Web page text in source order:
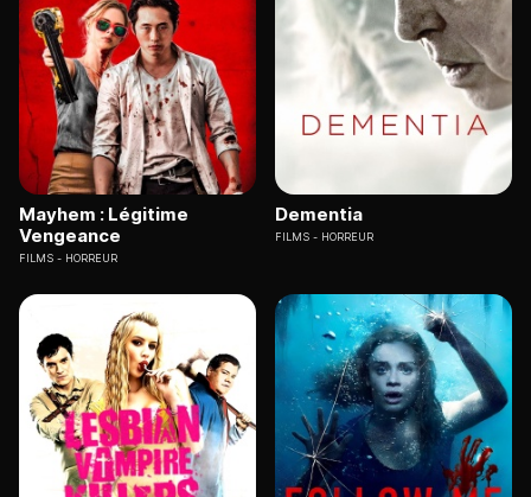
Mayhem : Légitime
Vengeance
FILMS HORREUR
Dementia
FILMS HORREUR